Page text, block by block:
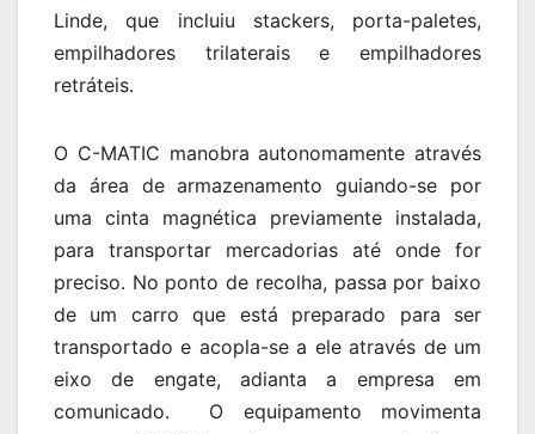
Linde, que incluiu stackers, porta-paletes,
empilhadores trilaterais e empilhadores
retráteis.
O C-MATIC manobra autonomamente através
da área de armazenamento guiando-se por
uma cinta magnética previamente instalada,
para transportar mercadorias até onde for
preciso. No ponto de recolha, passa por baixo
de um carro que está preparado para ser
transportado e acopla-se a ele através de um
eixo de engate, adianta a empresa em
comunicado. O equipamento movimenta